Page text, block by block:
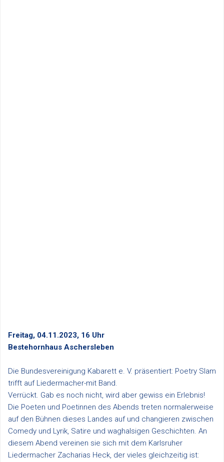
Freitag, 04.11.2023, 16 Uhr
Bestehornhaus Aschersleben
Die Bundesvereinigung Kabarett e. V. präsentiert: Poetry Slam
trifft auf Liedermacher-mit Band.
Verrückt. Gab es noch nicht, wird aber gewiss ein Erlebnis!
Die Poeten und Poetinnen des Abends treten normalerweise
auf den Bühnen dieses Landes auf und changieren zwischen
Comedy und Lyrik, Satire und waghalsigen Geschichten. An
diesem Abend vereinen sie sich mit dem Karlsruher
Liedermacher Zacharias Heck, der vieles gleichzeitig ist: